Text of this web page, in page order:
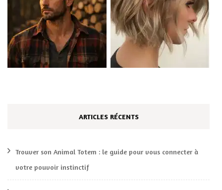
ARTICLES RÉCENTS
Trouver son Animal Totem : le guide pour vous connecter à
votre pouvoir instinctif